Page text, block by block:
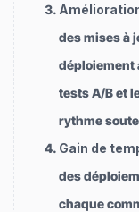
des mises à
déploiement
tests A/B et
rythme
Gain de
des
chaque